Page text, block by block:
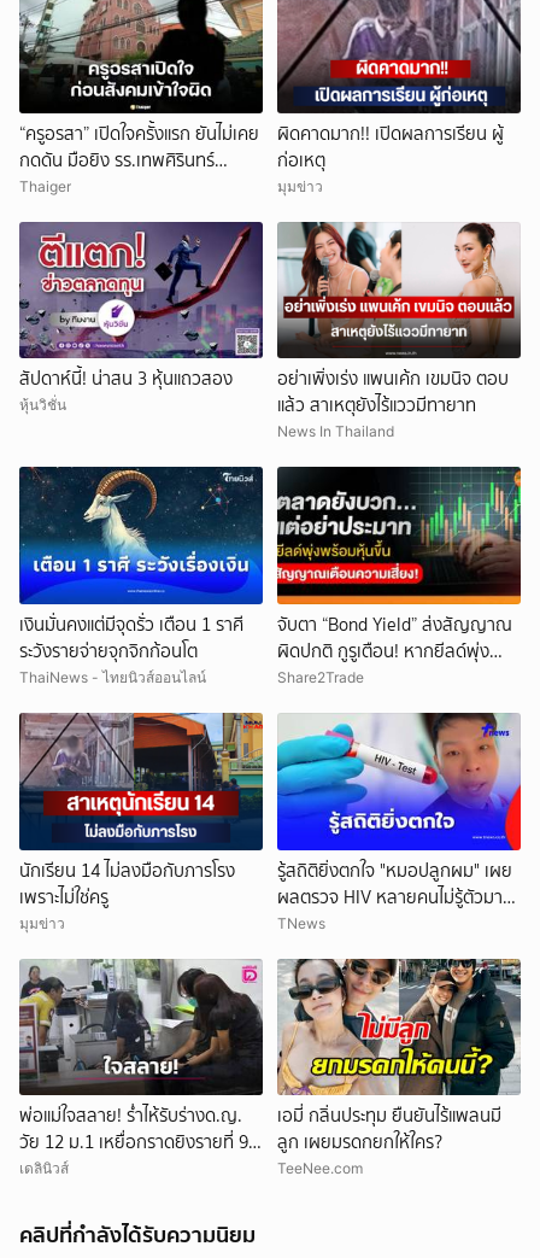
“ครูอรสา” เปิดใจครั้งแรก ยันไม่เคย
กดดัน มือยิง รร.เทพศิรินทร์
นนทบุรี
Thaiger
ผิดคาดมาก!! เปิดผลการเรียน ผู้
ก่อเหตุ
มุมข่าว
สัปดาห์นี้! น่าสน 3 หุ้นแถวสอง
หุ้นวิชั่น
อย่าเพิ่งเร่ง แพนเค้ก เขมนิจ ตอบ
แล้ว สาเหตุยังไร้แววมีทายาท
News In Thailand
เงินมั่นคงแต่มีจุดรั่ว เตือน 1 ราศี
ระวังรายจ่ายจุกจิกก้อนโต
ThaiNews - ไทยนิวส์ออนไลน์
จับตา “Bond Yield” ส่งสัญญาณ
ผิดปกติ กูรูเตือน! หากยีลด์พุ่ง
พร้อมหุ้นขึ้น แรงกระแทกตลาดอาจ
Share2Trade
นักเรียน 14 ไม่ลงมือกับภารโรง
เพราะไม่ใช่ครู
มุมข่าว
รู้สถิติยิ่งตกใจ "หมอปลูกผม" เผย
ผลตรวจ HIV หลายคนไม่รู้ตัวมา
ก่อน
TNews
พ่อแม่ใจสลาย! ร่ำไห้รับร่างด.ญ.
วัย 12 ม.1 เหยื่อกราดยิงรายที่ 9
สุดเศร้านำไปบำเพ็ญกุศล
เดลินิวส์
เอมี่ กลิ่นประทุม ยืนยันไร้แพลนมี
ลูก เผยมรดกยกให้ใคร?
TeeNee.com
คลิปที่กำลังได้รับความนิยม